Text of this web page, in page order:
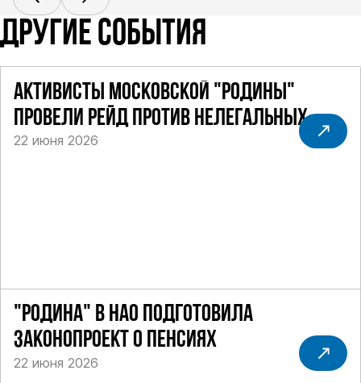
ДРУГИЕ СОБЫТИЯ
АКТИВИСТЫ МОСКОВСКОЙ "РОДИНЫ"
ПРОВЕЛИ РЕЙД ПРОТИВ НЕЛЕГАЛЬНЫХ
ТАКСИ
22 июня 2026
"РОДИНА" В НАО ПОДГОТОВИЛА
ЗАКОНОПРОЕКТ О ПЕНСИЯХ
22 июня 2026